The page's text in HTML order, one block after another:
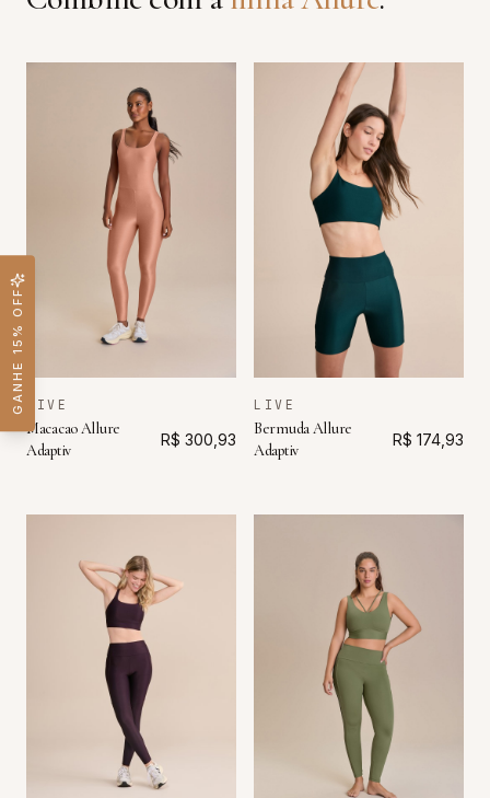
LIVE
Macacao Allure
Adaptiv
R$ 300,93
LIVE
Bermuda Allure
Adaptiv
R$ 174,93
GANHE 15% OFF